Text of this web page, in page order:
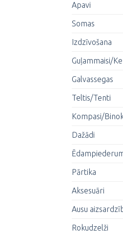
Apavi
Somas
Izdzīvošana
Guļammaisi/
Galvassegas
Teltis/Tenti
Kompasi/
Dažādi
Pārtika
Aksesuāri
Ausu
Rokudzelži